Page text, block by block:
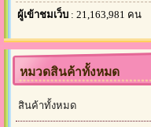
ผู้เข้าชมเว็บ : 21,163,981 คน
หมวดสินค้าทั้งหมด
สินค้าทั้งหมด